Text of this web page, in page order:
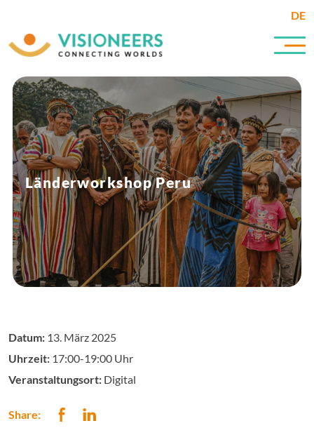
DE
Länderworkshop Peru
Datum: 13. März 2025
Uhrzeit: 17:00-19:00 Uhr
Veranstaltungsort: Digital
Share: